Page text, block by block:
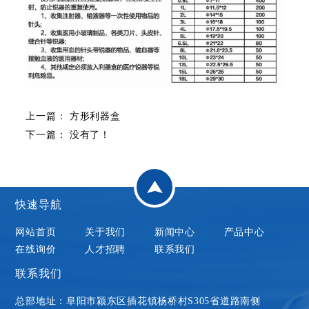
上一篇： 方形利器盒
下一篇： 没有了！
快速导航
网站首页 关于我们 新闻中心
产品中心
在线询价
人才招聘 联系我们
联系我们
总部地址：阜阳市颍东区插花镇杨桥村S305省道路南侧